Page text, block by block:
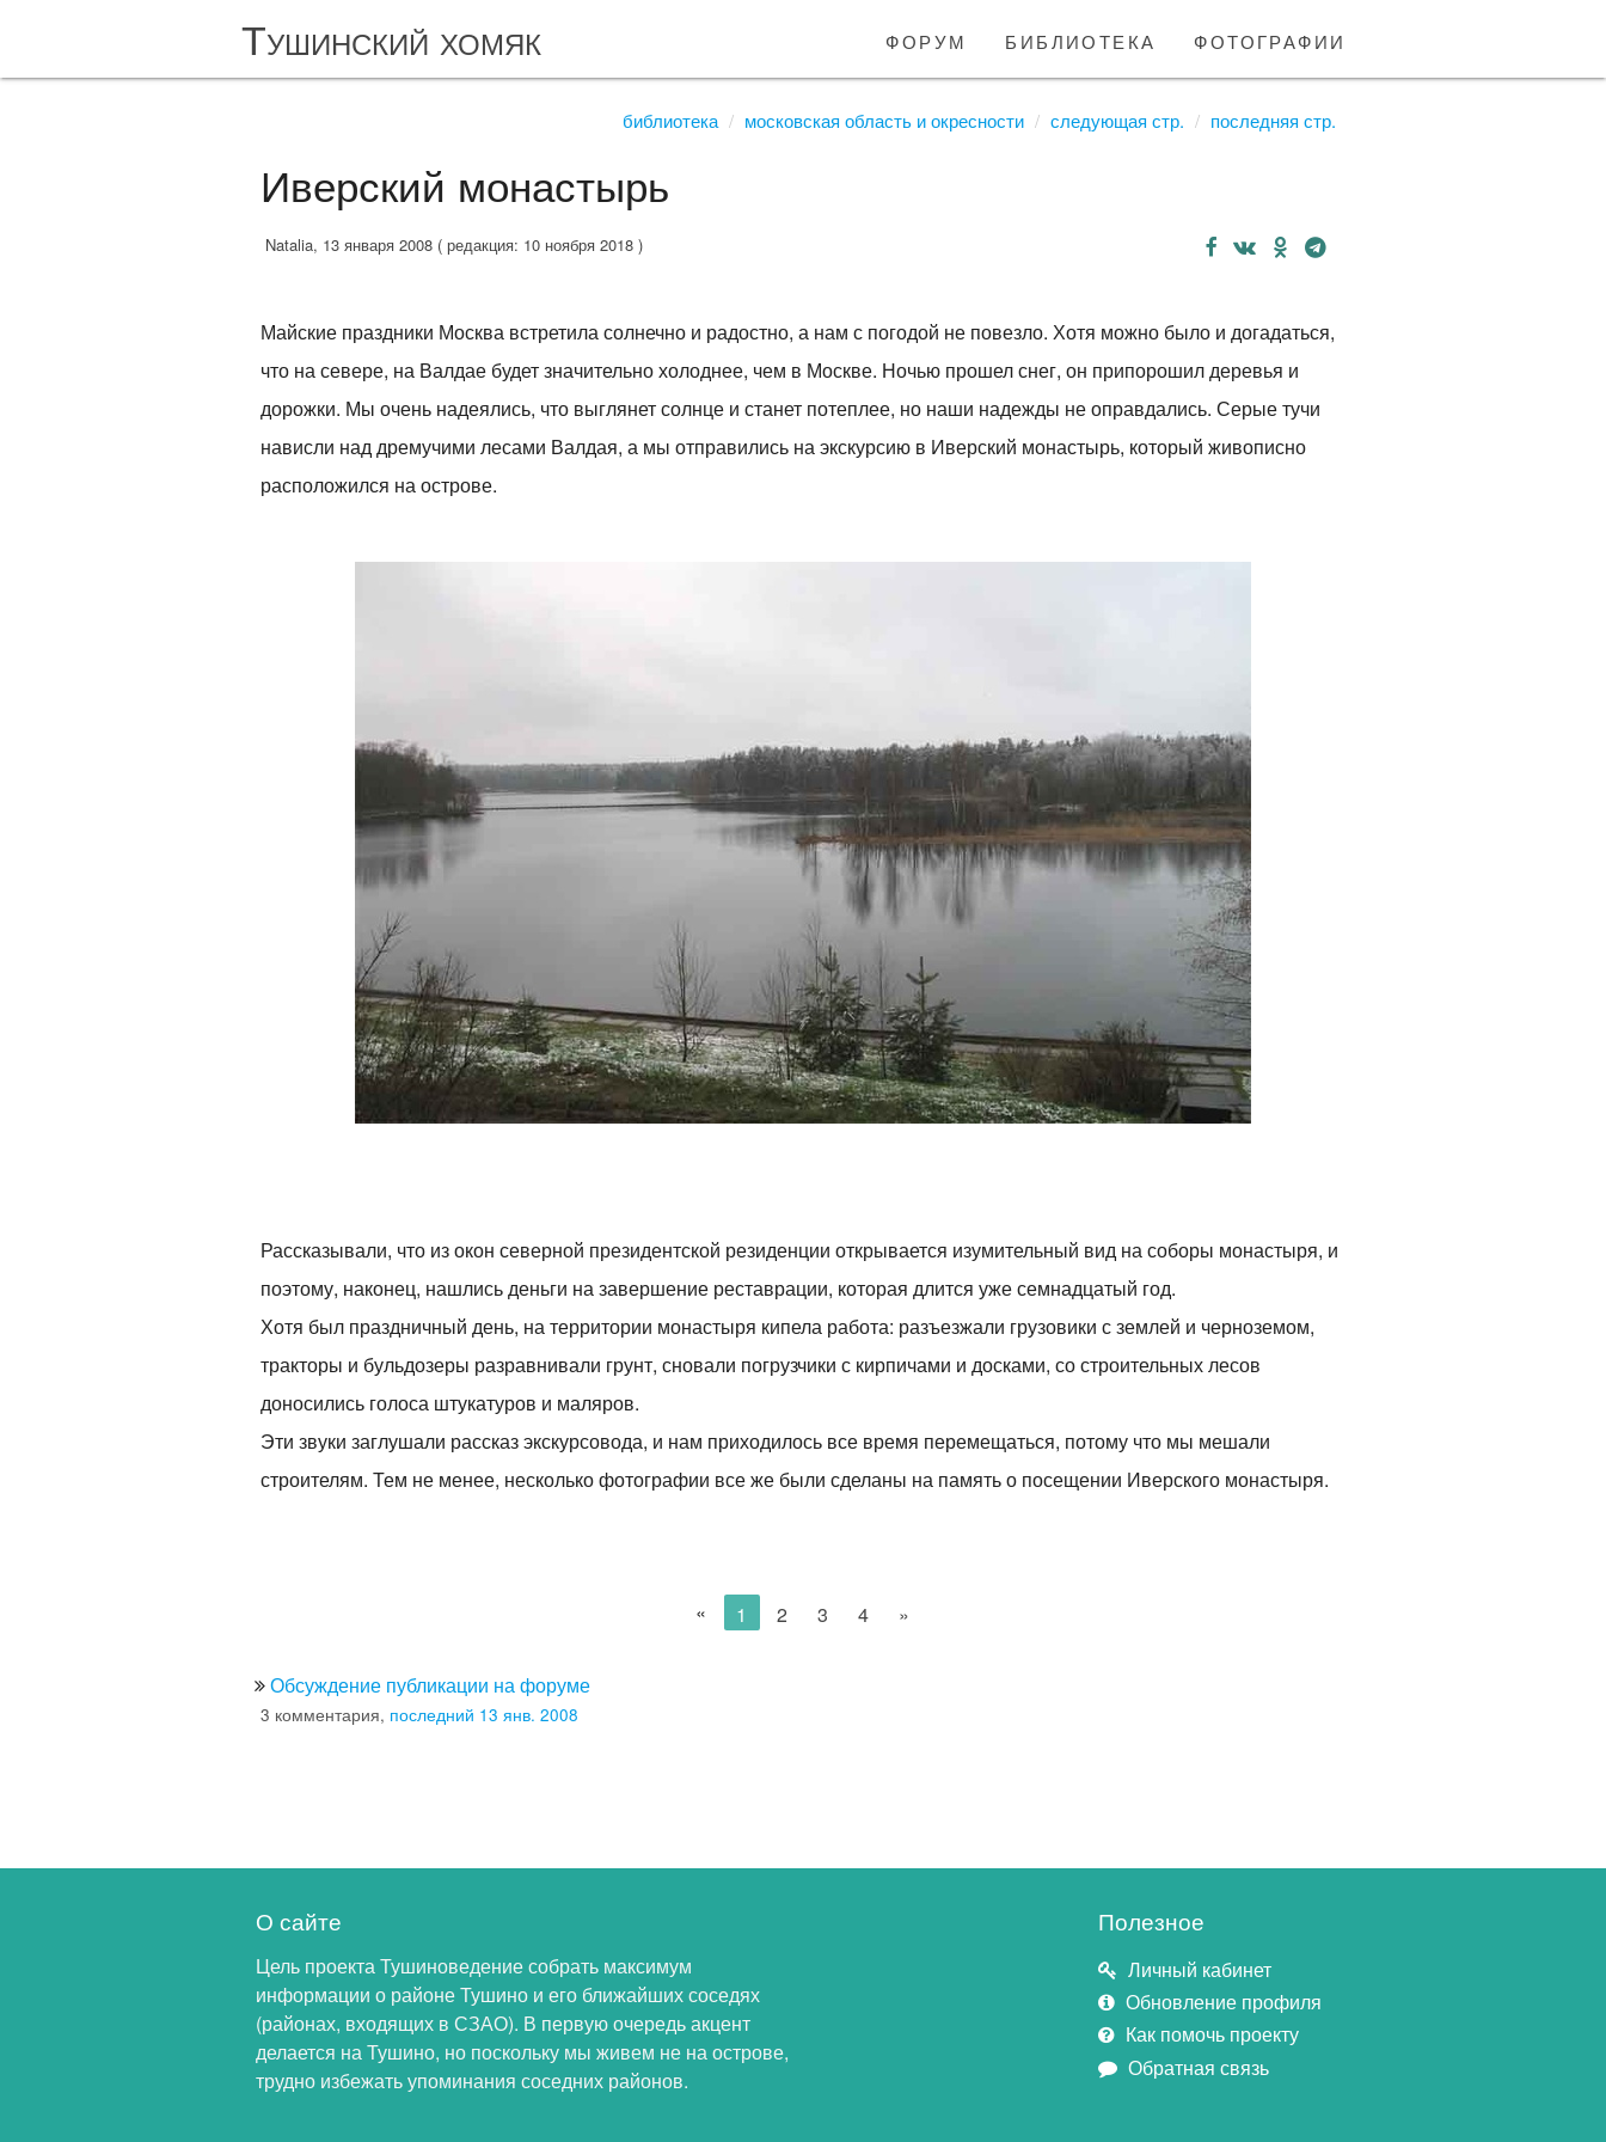
Тушинский хомяк форум библиотека фотографии
библиотека московская область и окресности следующая стр. последняя стр.
Иверский монастырь
Natalia, 13 января 2008 ( редакция: 10 ноября 2018 )
Майские праздники Москва встретила солнечно и радостно, а нам с погодой не повезло. Хотя можно было и догадаться,
что на севере, на Валдае будет значительно холоднее, чем в Москве. Ночью прошел снег, он припорошил деревья и
дорожки. Мы очень надеялись, что выглянет солнце и станет потеплее, но наши надежды не оправдались. Серые тучи
нависли над дремучими лесами Валдая, а мы отправились на экскурсию в Иверский монастырь, который живописно
расположился на острове.
Рассказывали, что из окон северной президентской резиденции открывается изумительный вид на соборы монастыря, и
поэтому, наконец, нашлись деньги на завершение реставрации, которая длится уже семнадцатый год.
Хотя был праздничный день, на территории монастыря кипела работа: разъезжали грузовики с землей и черноземом,
тракторы и бульдозеры разравнивали грунт, сновали погрузчики с кирпичами и досками, со строительных лесов
доносились голоса штукатуров и маляров.
Эти звуки заглушали рассказ экскурсовода, и нам приходилось все время перемещаться, потому что мы мешали
строителям. Тем не менее, несколько фотографии все же были сделаны на память о посещении Иверского монастыря.
« 1 2 3 4 »
Обсуждение публикации на форуме
3 комментария, последний 13 янв. 2008
О сайте
Цель проекта Тушиноведение собрать максимум
информации о районе Тушино и его ближайших соседях
(районах, входящих в СЗАО). В первую очередь акцент
делается на Тушино, но поскольку мы живем не на острове,
трудно избежать упоминания соседних районов.
Полезное
Личный кабинет
Обновление профиля
Как помочь проекту
Обратная связь